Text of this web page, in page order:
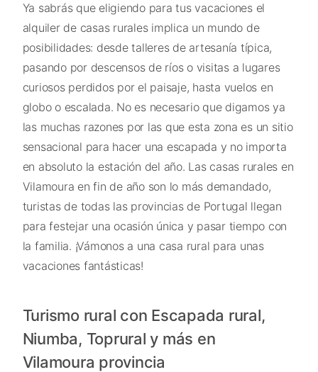
Ya sabrás que eligiendo para tus vacaciones el
alquiler de casas rurales implica un mundo de
posibilidades: desde talleres de artesanía típica,
pasando por descensos de ríos o visitas a lugares
curiosos perdidos por el paisaje, hasta vuelos en
globo o escalada. No es necesario que digamos ya
las muchas razones por las que esta zona es un sitio
sensacional para hacer una escapada y no importa
en absoluto la estación del año. Las casas rurales en
Vilamoura en fin de año son lo más demandado,
turistas de todas las provincias de Portugal llegan
para festejar una ocasión única y pasar tiempo con
la familia. ¡Vámonos a una casa rural para unas
vacaciones fantásticas!
Turismo rural con Escapada rural,
Niumba, Toprural y más en
Vilamoura provincia